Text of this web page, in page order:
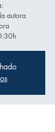
autora
✔DIA: 09/06, às 20:30h